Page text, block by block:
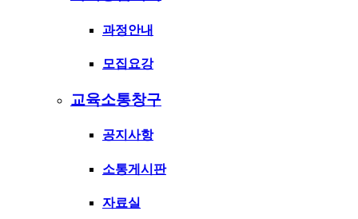
과정안내
모집요강
교육소통창구
공지사항
소통게시판
자료실